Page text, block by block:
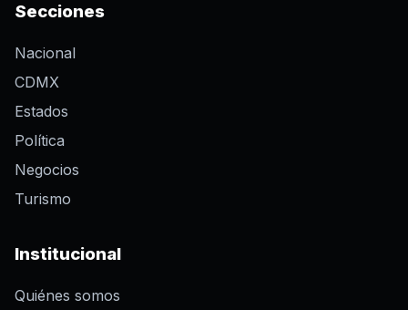
Secciones
Nacional
CDMX
Estados
Política
Negocios
Turismo
Institucional
Quiénes somos